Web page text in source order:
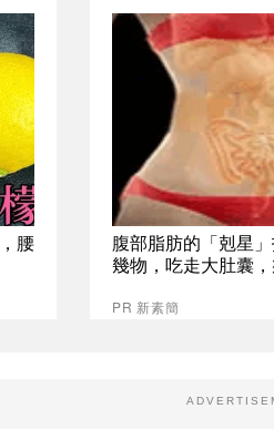
腰
腹部脂肪的「剋星
幾物，吃走大肚囊
PR 新素簡